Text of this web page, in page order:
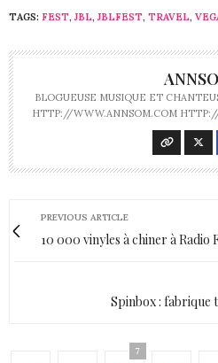
TAGS: FEST,JBL,JBLFEST, TRAVEL,
BLOGUEUSE MUSIQUE ET
HTTP://WWW.ANNSOM.COM
PREVIOUS ARTICLE
10 000 vinyles à chiner à Radio
Spinbox : fabrique
7